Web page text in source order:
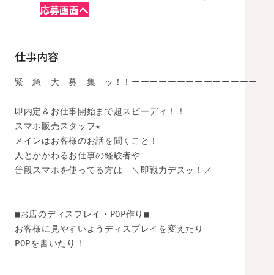
応募画面へ
仕事内容
緊　急　大　募　集　ッ！！ーーーーーーーーーーーーーー
即内定＆お仕事開始まで超スピーディ！！
スマホ販売スタッフ★
メインはお客様のお話を聞くこと！
人とかかわるお仕事の経験者や
普段スマホを使ってる方は　＼即戦力デスッ！／
■お店のディスプレイ・POP作り■
お客様に見やすいようディスプレイを変えたり
POPを書いたり！